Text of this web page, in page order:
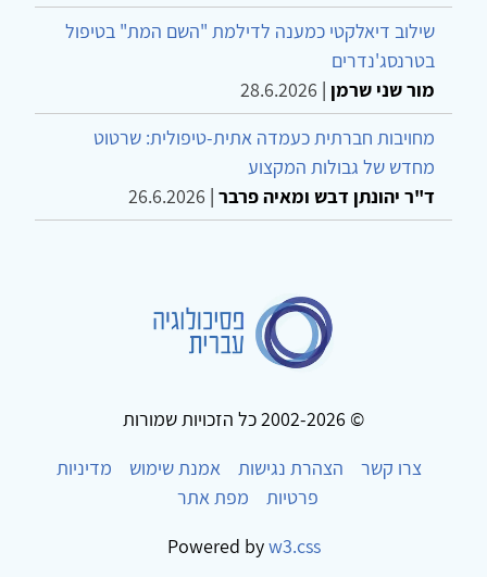
שילוב דיאלקטי כמענה לדילמת "השם המת" בטיפול
בטרנסג'נדרים
מור שני שרמן |
28.6.2026
מחויבות חברתית כעמדה אתית-טיפולית: שרטוט
מחדש של גבולות המקצוע
ד"ר יהונתן דבש ומאיה פרבר |
26.6.2026
© 2002-2026 כל הזכויות שמורות
צרו קשר
הצהרת נגישות אמנת שימוש
מדיניות
פרטיות
מפת אתר
Powered byw3.css